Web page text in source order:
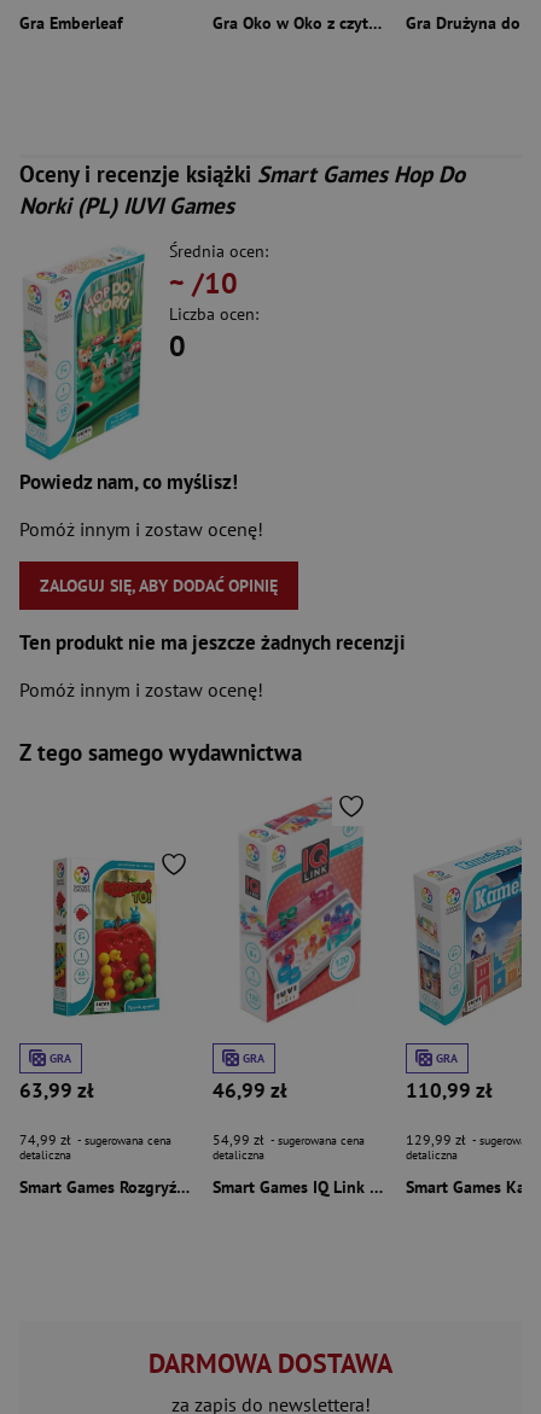
Gra Emberleaf Gra Oko w Oko z czytaniem
Oceny i recenzje książki Smart Games Hop Do
Norki (PL) IUVI Games
Średnia ocen:
~ /10
Liczba ocen:
0
Powiedz nam, co myślisz!
Pomóż innym i zostaw ocenę!
ZALOGUJ SIĘ, ABY DODAĆ OPINIĘ
Ten produkt nie ma jeszcze żadnych recenzji
Pomóż innym i zostaw ocenę!
Z tego samego wydawnictwa
GRA
63,99 zł
74,99 zł - sugerowana cena
detaliczna
Smart Games Rozgryź to! (PL) IUVI Games
GRA
46,99 zł
54,99 zł - sugerowana cena
detaliczna
Smart Games IQ Link (PL) IUVI Games
GRA
110,99 zł
129,99 zł -
detaliczna
DARMOWA DOSTAWA
za zapis do newslettera!